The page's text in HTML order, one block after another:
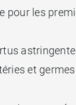
pour les
et